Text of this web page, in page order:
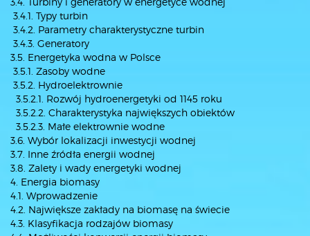
3.4.1. Typy turbin
3.4.2. Parametry charakterystyczne turbin
3.4.3. Generatory
3.5. Energetyka wodna w Polsce
3.5.1. Zasoby wodne
3.5.2. Hydroelektrownie
3.5.2.1. Rozwój hydroenergetyki od 1145 roku
3.5.2.2. Charakterystyka największych obiektów
3.5.2.3. Małe elektrownie wodne
3.6. Wybór lokalizacji inwestycji wodnej
3.7. Inne źródła energii wodnej
3.8. Zalety i wady energetyki wodnej
4. Energia biomasy
4.1. Wprowadzenie
4.2. Największe zakłady na biomasę na świecie
4.3. Klasyfikacja rodzajów biomasy